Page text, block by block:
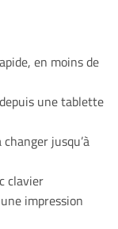
en moins de
une tablette
jusqu’à
clavier
impression